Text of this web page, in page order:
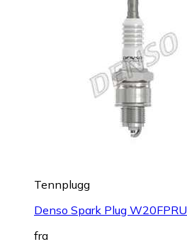
Tennplugg
Denso Spark Plug W20FPRU
fra